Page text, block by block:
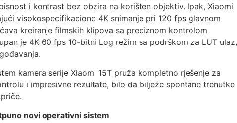
i kontrast bez obzira na korišten objektiv. Ipak, Xiaomi
visokospecifikaciono 4K snimanje pri 120 fps glavnom
kreiranje filmskih klipova sa preciznom kontrolom
je 4K 60 fps 10-bitni Log režim sa podrškom za LUT ulaz,
kamera serije Xiaomi 15T pruža kompletno rješenje za
i impresivne rezultate, bilo da bilježe spontane trenutke
novi operativni sistem